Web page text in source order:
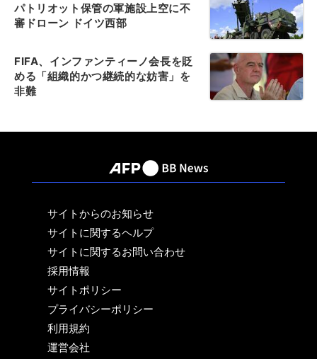
パトリオット保管の軍施設上空に不
審ドローン ドイツ西部
FIFA、インファンティーノ会長を貶
める「組織的かつ継続的な妨害」を
非難
サイトからのお知らせ
サイトに関するヘルプ
サイトに関するお問い合わせ
採用情報
サイトポリシー
プライバシーポリシー
利用規約
運営会社